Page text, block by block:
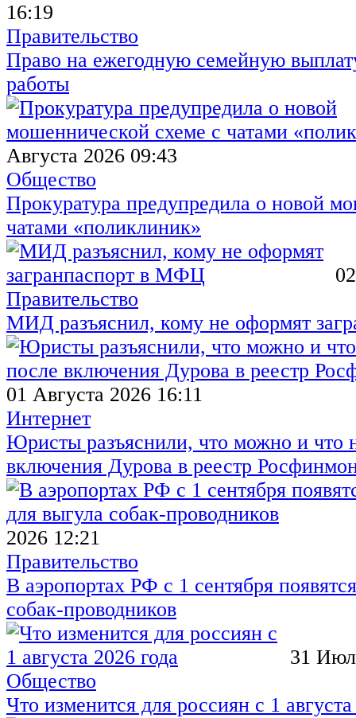
16:19
Правительство
Право на ежегодную семейную
работы
Августа 2026 09:43
Общество
Прокуратура предупредила о новой
чатами «поликлиник»
Правительство
МИД разъяснил, кому не оформят
01 Августа 2026 16:11
Интернет
Юристы разъяснили, что можно и что
включения Дурова в реестр
2026 12:21
Правительство
В аэропортах РФ с 1 сентября
собак-проводников
31
Общество
Что изменится для россиян с 1